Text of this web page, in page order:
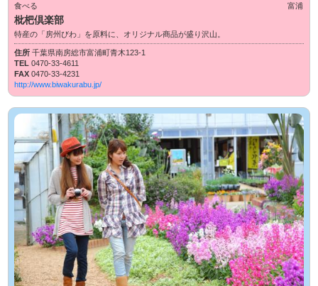
食べる 富浦
枇杷倶楽部
特産の「房州びわ」を原料に、オリジナル商品が盛り沢山。
住所千葉県南房総市富浦町青木123-1
TEL0470-33-4611
FAX0470-33-4231
http://www.biwakurabu.jp/